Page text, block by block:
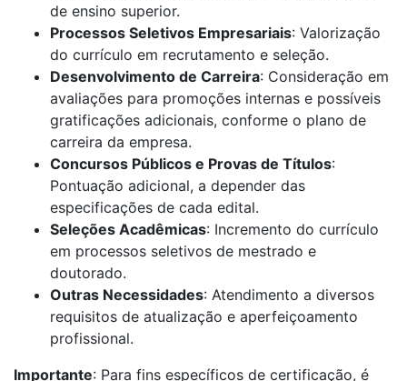
de ensino superior.
Processos Seletivos Empresariais: Valorização
do currículo em recrutamento e seleção.
Desenvolvimento de Carreira: Consideração em
avaliações para promoções internas e possíveis
gratificações adicionais, conforme o plano de
carreira da empresa.
Concursos Públicos e Provas de Títulos:
Pontuação adicional, a depender das
especificações de cada edital.
Seleções Acadêmicas: Incremento do currículo
em processos seletivos de mestrado e
doutorado.
Outras Necessidades: Atendimento a diversos
requisitos de atualização e aperfeiçoamento
profissional.
Importante: Para fins específicos de certificação, é